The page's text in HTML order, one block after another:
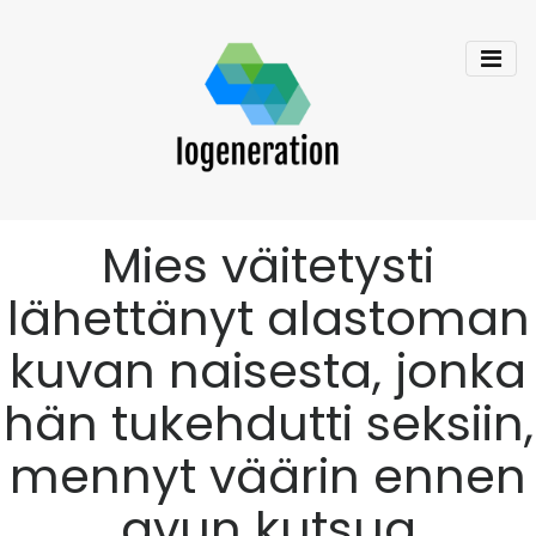
Mies väitetysti
lähettänyt alastoman
kuvan naisesta, jonka
hän tukehdutti seksiin,
mennyt väärin ennen